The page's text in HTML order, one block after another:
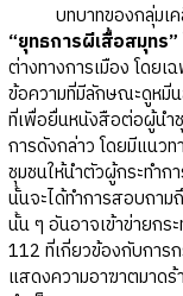
บทบาทของกลุ่มเคลื่
“ยุทธการผีเสื้อสมุทร”
ต่างทางการเมือง โดย
ข้อความที่มีลักษณะดูหมิ่
ที่เพื่อยื่นหนังสือต่อผู้นำ
การดังกล่าว โดยมีแนว
ชุมชนให้นำตัวผู้กระทำ
นั้นจะได้ทำการสอบถาม
นั้น ๆ อันอาจเข้าข่ายกร
112 ที่เกี่ยวข้องกับการ
แสดงความอาฆาตมาด